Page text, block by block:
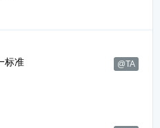
标准
@TA